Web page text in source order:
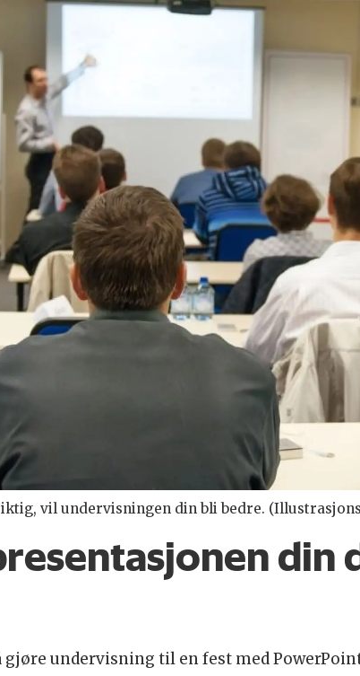
vil undervisningen din bli bedre.
din
undervisning til en fest med